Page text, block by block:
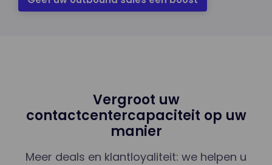
Vergroot uw
contactcentercapaciteit op uw
manier
Meer deals en klantloyaliteit: we helpen u